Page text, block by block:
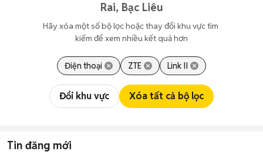
Rai, Bạc Liêu
Hãy xóa một số bộ lọc hoặc thay đổi khu vực tìm
kiếm để xem nhiều kết quả hơn
Điện thoại ZTE Link II
Đổi khu vực Xóa tất cả bộ lọc
Tin đăng mới